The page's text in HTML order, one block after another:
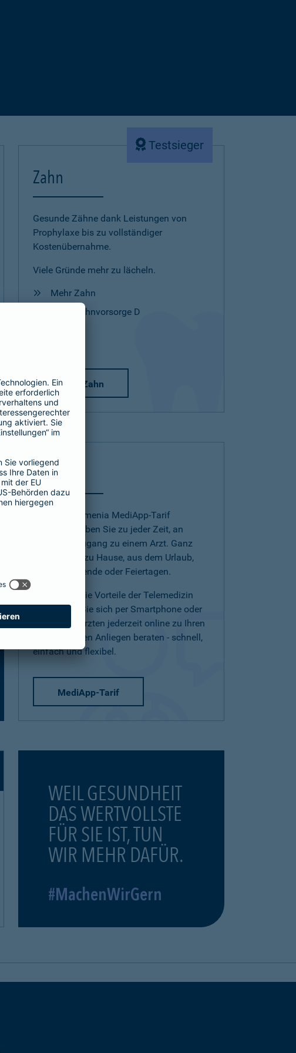
Testsieger
Zahn
Gesunde Zähne dank Leistungen von
Prophylaxe bis zu vollständiger
Kostenübernahme.
Viele Gründe mehr zu lächeln.
Mehr Zahn
Mehr Zahnvorsorge D
Mehr Zahn
Telearzt
Mit dem Barmenia MediApp-Tarif
(Telearzt) haben Sie zu jeder Zeit, an
jedem Ort Zugang zu einem Arzt. Ganz
einfach von zu Hause, aus dem Urlaub,
am Wochenende oder Feiertagen.
Nutzen Sie die Vorteile der Telemedizin
und lassen Sie sich per Smartphone oder
Tablet von Ärzten jederzeit online zu Ihren
medizinischen Anliegen beraten - schnell,
einfach und flexibel.
MediApp-Tarif
WEIL GESUNDHEIT
DAS WERTVOLLSTE
FÜR SIE IST, TUN
WIR MEHR DAFÜR.
#MachenWirGern